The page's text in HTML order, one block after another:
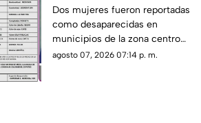
una de ellas es menor
de 12 años
Dos mujeres fueron reportadas
como desaparecidas en
municipios de la zona centro
de Veracruz, mientras
agosto 07, 2026 07:14 p. m.